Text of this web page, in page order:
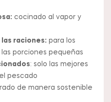
cocinado al vapor y
raciones: para los
porciones pequeñas
: solo las mejores
pescado
de manera sostenible